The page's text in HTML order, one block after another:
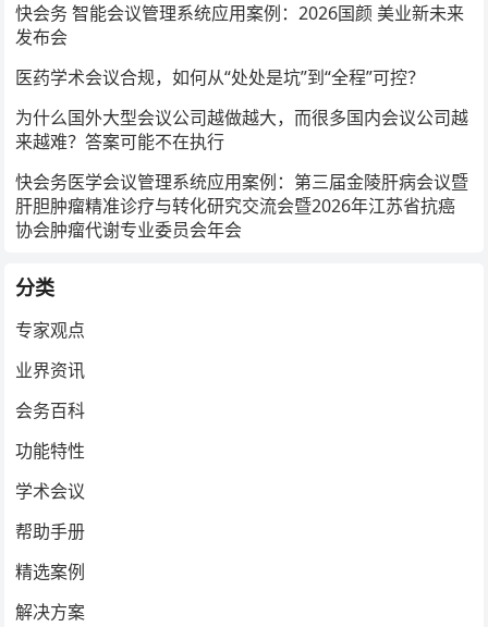
快会务 智能会议管理系统应用案例：2026国颜 美业新未来
发布会
医药学术会议合规，如何从“处处是坑”到“全程”可控？
为什么国外大型会议公司越做越大，而很多国内会议公司越
来越难？答案可能不在执行
快会务医学会议管理系统应用案例：第三届金陵肝病会议暨
肝胆肿瘤精准诊疗与转化研究交流会暨2026年江苏省抗癌
协会肿瘤代谢专业委员会年会
分类
专家观点
业界资讯
会务百科
功能特性
学术会议
帮助手册
精选案例
解决方案